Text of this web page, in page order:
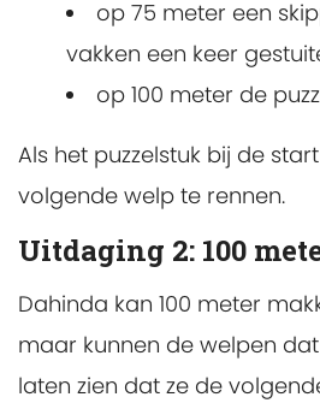
op 75 meter een
vakken een keer
op 100 meter de
Als het puzzelstuk bij de
volgende welp te rennen.
Uitdaging 2: 100
Dahinda kan 100 meter
maar kunnen de welpen
laten zien dat ze de